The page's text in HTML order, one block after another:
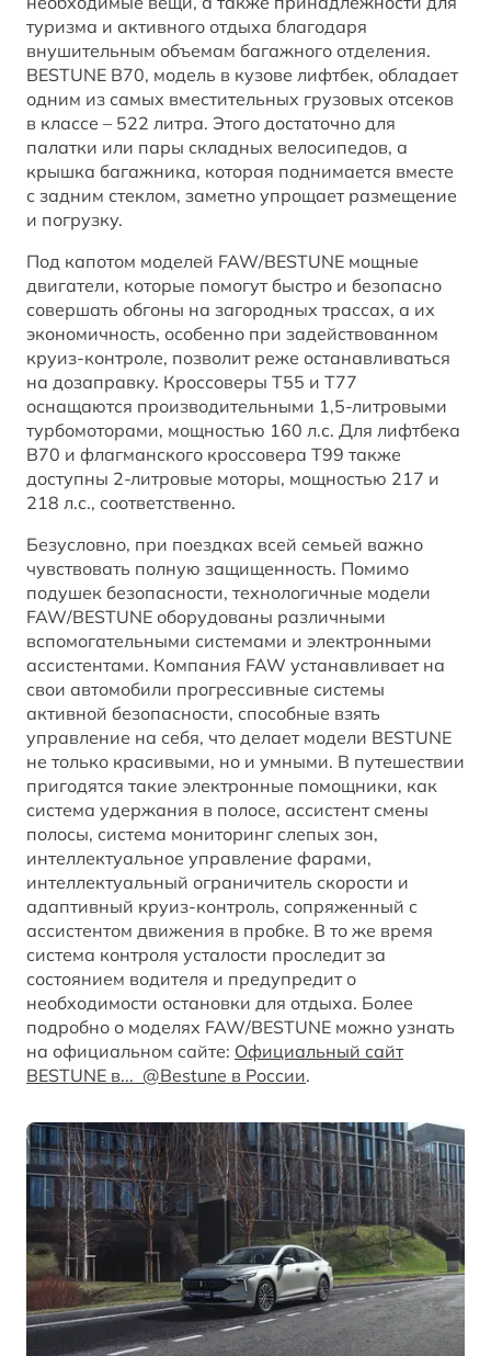
туризма и активного отдыха благодаря
внушительным объемам багажного отделения.
BESTUNE B70, модель в кузове лифтбек, обладает
одним из самых вместительных грузовых отсеков
в классе – 522 литра. Этого достаточно для
палатки или пары складных велосипедов, а
крышка багажника, которая поднимается вместе
с задним стеклом, заметно упрощает размещение
и погрузку.
Под капотом моделей FAW/BESTUNE мощные
двигатели, которые помогут быстро и безопасно
совершать обгоны на загородных трассах, а их
экономичность, особенно при задействованном
круиз-контроле, позволит реже останавливаться
на дозаправку. Кроссоверы T55 и T77
оснащаются производительными 1,5-литровыми
турбомоторами, мощностью 160 л.с. Для лифтбека
B70 и флагманского кроссовера T99 также
доступны 2-литровые моторы, мощностью 217 и
218 л.с., соответственно.
Безусловно, при поездках всей семьей важно
чувствовать полную защищенность. Помимо
подушек безопасности, технологичные модели
FAW/BESTUNE оборудованы различными
вспомогательными системами и электронными
ассистентами. Компания FAW устанавливает на
свои автомобили прогрессивные системы
активной безопасности, способные взять
управление на себя, что делает модели BESTUNE
не только красивыми, но и умными. В путешествии
пригодятся такие электронные помощники, как
система удержания в полосе, ассистент смены
полосы, система мониторинг слепых зон,
интеллектуальное управление фарами,
интеллектуальный ограничитель скорости и
адаптивный круиз-контроль, сопряженный с
ассистентом движения в пробке. В то же время
система контроля усталости проследит за
состоянием водителя и предупредит о
необходимости остановки для отдыха. Более
подробно о моделях FAW/BESTUNE можно узнать
на официальном сайте: Официальный сайт
BESTUNE в... @Bestune в России.